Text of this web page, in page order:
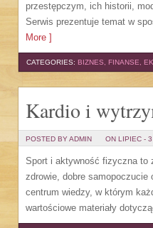
przestępczym, ich historii,
Serwis prezentuje temat w
More ]
CATEGORIES: BIZNES, FINANSE,
Kardio i
POSTED BY ADMIN ON LIPIEC -
Sport i aktywność fizyczna to
zdrowie, dobre samopoczucie
centrum wiedzy, w którym
wartościowe materiały